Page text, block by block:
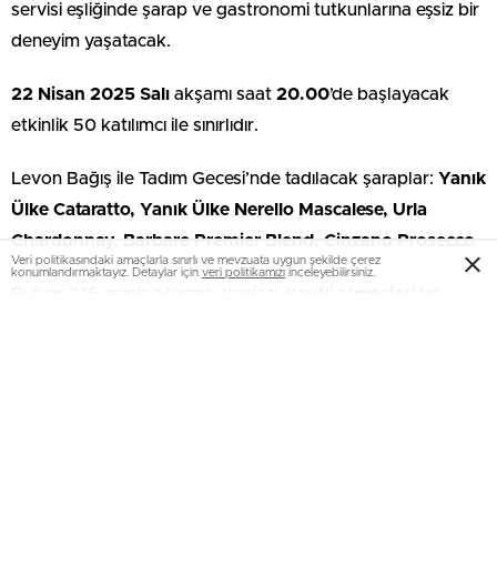
servisi eşliğinde şarap ve gastronomi tutkunlarına eşsiz bir
deneyim yaşatacak.
22 Nisan 2025 Salı akşamı saat 20.00’de başlayacak
etkinlik 50 katılımcı ile sınırlıdır.
Levon Bağış ile Tadım Gecesi’nde tadılacak şaraplar: Yanık
Ülke Cataratto, Yanık Ülke Nerello Mascalese, Urla
Chardonnay, Barbare Premier Blend, Cinzano Prosecco
Veri politikasındaki amaçlarla sınırlı ve mevzuata uygun şekilde çerez
konumlandırmaktayız. Detaylar için veri politikamızı inceleyebilirsiniz.